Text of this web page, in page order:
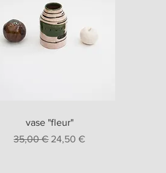
Aperçu rapide
vase "fleur"
Prix original
35,00 € Prix promotionnel
24,50 €